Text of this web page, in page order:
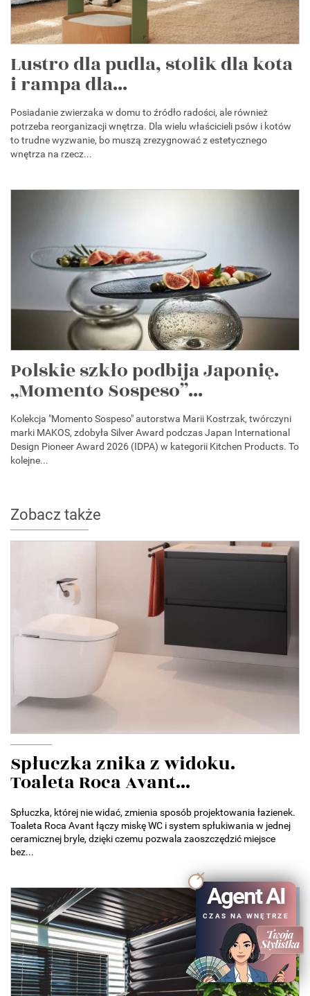
Lustro dla pudla, stolik dla kota
i rampa dla...
Posiadanie zwierzaka w domu to źródło radości, ale również
potrzeba reorganizacji wnętrza. Dla wielu właścicieli psów i kotów
to trudne wyzwanie, bo muszą zrezygnować z estetycznego
wnętrza na rzecz...
Polskie szkło podbija Japonię.
„Momento Sospeso”...
Kolekcja "Momento Sospeso" autorstwa Marii Kostrzak, twórczyni
marki MAKOS, zdobyła Silver Award podczas Japan International
Design Pioneer Award 2026 (IDPA) w kategorii Kitchen Products. To
kolejne...
Zobacz także
Spłuczka znika z widoku.
Toaleta Roca Avant...
Spłuczka, której nie widać, zmienia sposób projektowania łazienek.
Toaleta Roca Avant łączy miskę WC i system spłukiwania w jednej
ceramicznej bryle, dzięki czemu pozwala zaoszczędzić miejsce
bez...
Agent AI
CZAS NA WNĘTRZE